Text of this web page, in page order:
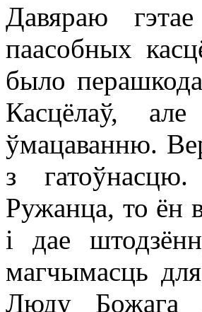
Давяраю
паасобных
было
Касцёлаў,
ўмацаванню.
з
Ружанца, то ён
і дае
магчымасць
Люду Божага